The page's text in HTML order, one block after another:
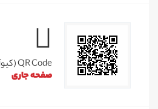
QR Code (کیوآر کد)
صفحه جاری